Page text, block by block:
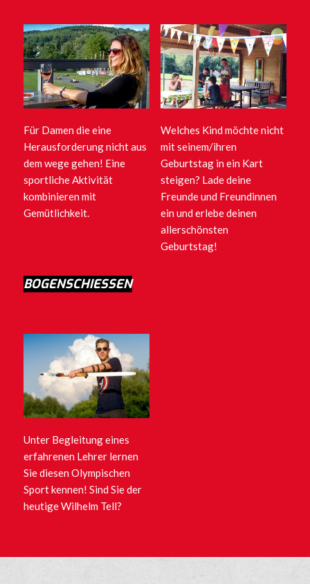
Für Damen die eine
Herausforderung nicht aus
dem wege gehen! Eine
sportliche Aktivität
kombinieren mit
Gemütlichkeit.
Welches Kind möchte nicht
mit seinem/ihren
Geburtstag in ein Kart
steigen? Lade deine
Freunde und Freundinnen
ein und erlebe deinen
allerschönsten
Geburtstag!
BOGENSCHIESSEN
Unter Begleitung eines
erfahrenen Lehrer lernen
Sie diesen Olympischen
Sport kennen! Sind Sie der
heutige Wilhelm Tell?